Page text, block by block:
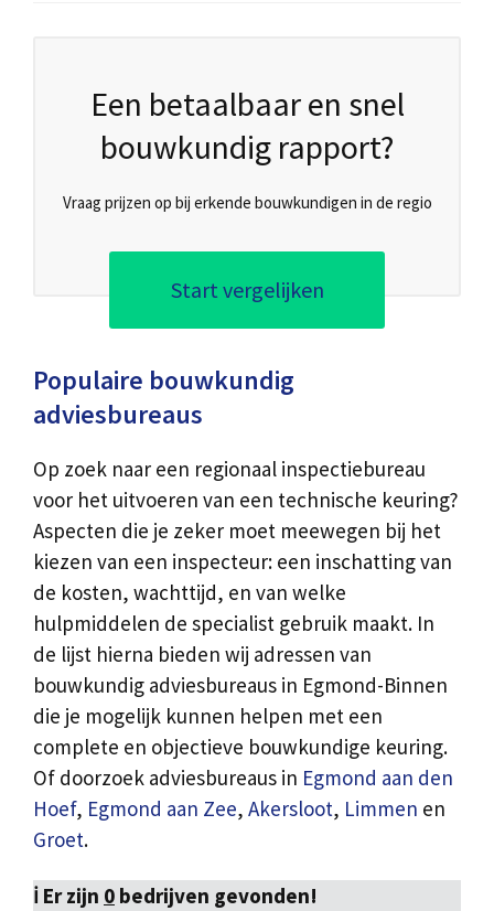
Een betaalbaar en snel
bouwkundig rapport?
Vraag prijzen op bij erkende bouwkundigen in de regio
Start vergelijken
Populaire bouwkundig
adviesbureaus
Op zoek naar een regionaal inspectiebureau
voor het uitvoeren van een technische keuring?
Aspecten die je zeker moet meewegen bij het
kiezen van een inspecteur: een inschatting van
de kosten, wachttijd, en van welke
hulpmiddelen de specialist gebruik maakt. In
de lijst hierna bieden wij adressen van
bouwkundig adviesbureaus in Egmond-Binnen
die je mogelijk kunnen helpen met een
complete en objectieve bouwkundige keuring.
Of doorzoek adviesbureaus in Egmond aan den
Hoef, Egmond aan Zee, Akersloot, Limmen en
Groet.
ℹ️ Er zijn 0 bedrijven gevonden!